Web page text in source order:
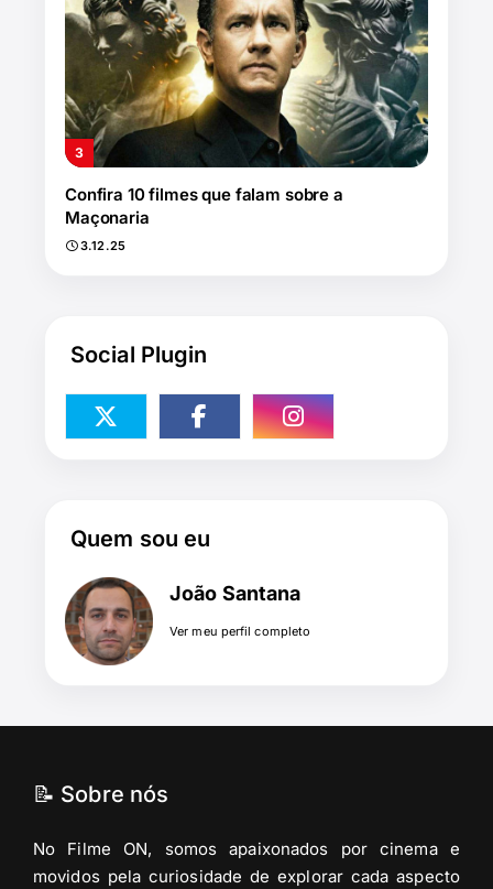
Confira 10 filmes que falam sobre a
Maçonaria
3.12.25
Social Plugin
Quem sou eu
João Santana
Ver meu perfil completo
📝 Sobre nós
No Filme ON, somos apaixonados por cinema e
movidos pela curiosidade de explorar cada aspecto